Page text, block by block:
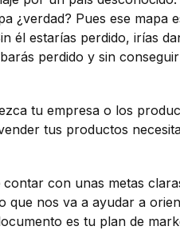
¿verdad? Pues ese mapa
él estarías perdido, irías
perdido y sin
tu empresa o los
tus productos
contar con unas metas
que nos va a ayudar a
es tu plan de